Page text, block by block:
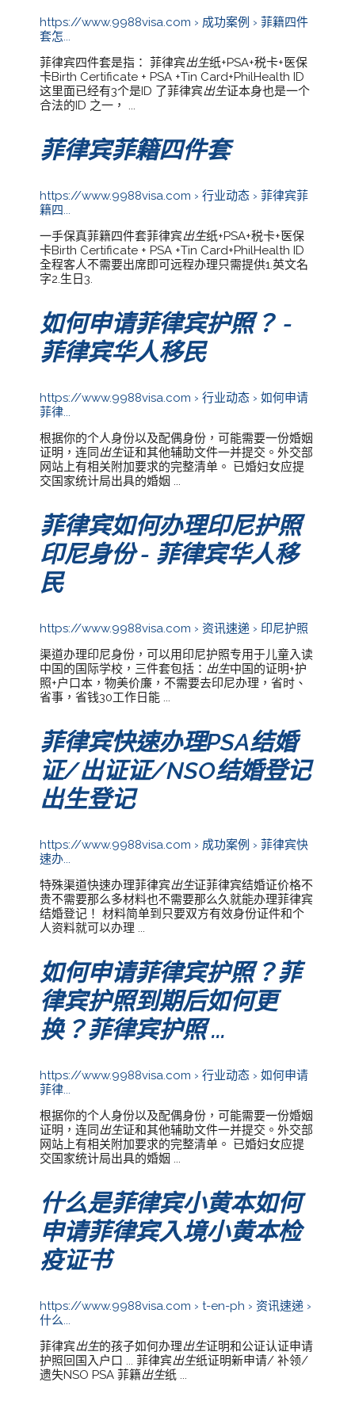
https://www.9988visa.com › 成功案例 › 菲籍四件
套怎...
菲律宾四件套是指： 菲律宾出生纸+PSA+税卡+医保
卡Birth Certificate + PSA +Tin Card+PhilHealth ID
这里面已经有3个是ID 了菲律宾出生证本身也是一个
合法的ID 之一， ...
菲律宾菲籍四件套
https://www.9988visa.com › 行业动态 › 菲律宾菲
籍四...
一手保真菲籍四件套菲律宾出生纸+PSA+税卡+医保
卡Birth Certificate + PSA +Tin Card+PhilHealth ID
全程客人不需要出席即可远程办理只需提供1.英文名
字2.生日3.
如何申请菲律宾护照？ -
菲律宾华人移民
https://www.9988visa.com › 行业动态 › 如何申请
菲律...
根据你的个人身份以及配偶身份，可能需要一份婚姻
证明，连同 出生证和其他辅助文件一并提交。外交部
网站上有相关附加要求的完整清单。 已婚妇女应提
交国家统计局出具的婚姻 ...
菲律宾如何办理印尼护照
印尼身份 - 菲律宾华人移
民
https://www.9988visa.com › 资讯速递 › 印尼护照
渠道办理印尼身份，可以用印尼护照专用于儿童入读
中国的国际学校，三件套包括： 出生中国的证明+护
照+户口本，物美价廉，不需要去印尼办理，省时、
省事，省钱30工作日能 ...
菲律宾快速办理PSA结婚
证/出证证/NSO结婚登记
出生登记
https://www.9988visa.com › 成功案例 › 菲律宾快
速办...
特殊渠道快速办理菲律宾出生证菲律宾结婚证价格不
贵不需要那么多材料也不需要那么久就能办理菲律宾
结婚登记！ 材料简单到只要双方有效身份证件和个
人资料就可以办理 ...
如何申请菲律宾护照？菲
律宾护照到期后如何更
换？菲律宾护照 ...
https://www.9988visa.com › 行业动态 › 如何申请
菲律...
根据你的个人身份以及配偶身份，可能需要一份婚姻
证明，连同 出生证和其他辅助文件一并提交。外交部
网站上有相关附加要求的完整清单。 已婚妇女应提
交国家统计局出具的婚姻 ...
什么是菲律宾小黄本如何
申请菲律宾入境小黄本检
疫证书
https://www.9988visa.com › t-en-ph › 资讯速递 ›
什么...
菲律宾出生的孩子如何办理出生证明和公证认证申请
护照回国入户口 ... 菲律宾出生纸证明新申请/ 补领/
遗失NSO PSA 菲籍出生纸 ...